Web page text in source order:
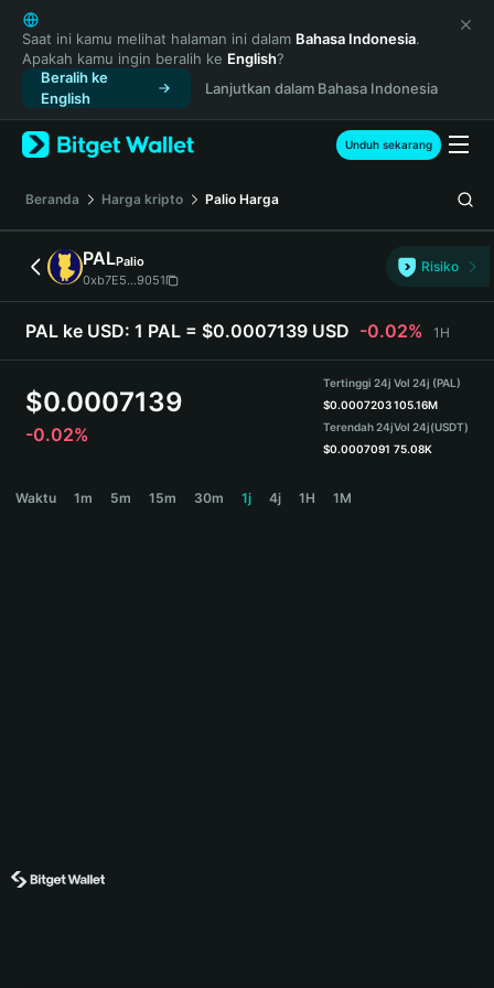
English
日本語
Tiếng Việt
Русский
Español (Latinoamérica)
Türkçe
Français
Deutsch
简体中文
繁體中文
Português (Portugal)
Bahasa Indonesia
ภาษาไทย
Español
Español (Argentina)
Saat ini kamu melihat halaman ini dalam Bahasa Indonesia.
Apakah kamu ingin beralih ke English?
Beralih ke
English
Lanjutkan dalam Bahasa Indonesia
Unduh sekarang
Beranda Harga kripto Palio Harga
PALPalio
0xb7E5...9051
Risiko
PAL ke USD: 1 PAL = $0.0007139 USD -0.02% 1H
$0.0007139
-0.02%
Tertinggi 24j
$0.0007203
Terendah 24j
$0.0007091
Vol 24j (PAL)
105.16M
Vol 24j(USDT)
75.08K
Waktu 1m 5m 15m 30m 1j 4j 1H 1M